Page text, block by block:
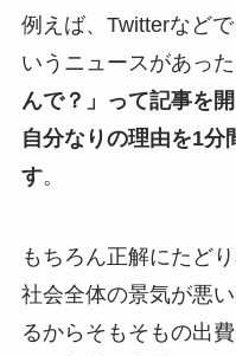
例えば、Twitterなど
いうニュースがあっ
んで？」って記事を
自分なりの理由を1分
す。
もちろん正解にたど
社会全体の景気が悪
るからそもそもの出